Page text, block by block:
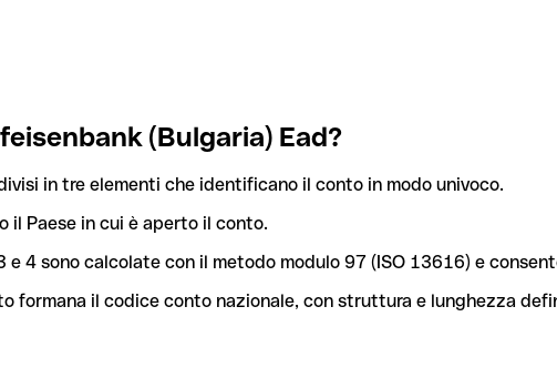
(Bulgaria) Ead?
in tre elementi che identificano il conto in modo univoco.
il Paese in cui è aperto il conto.
e 4 sono calcolate con il metodo modulo 97 (ISO 13616) e
formana il codice conto nazionale, con struttura e lunghezza